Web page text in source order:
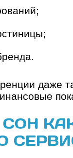
даже